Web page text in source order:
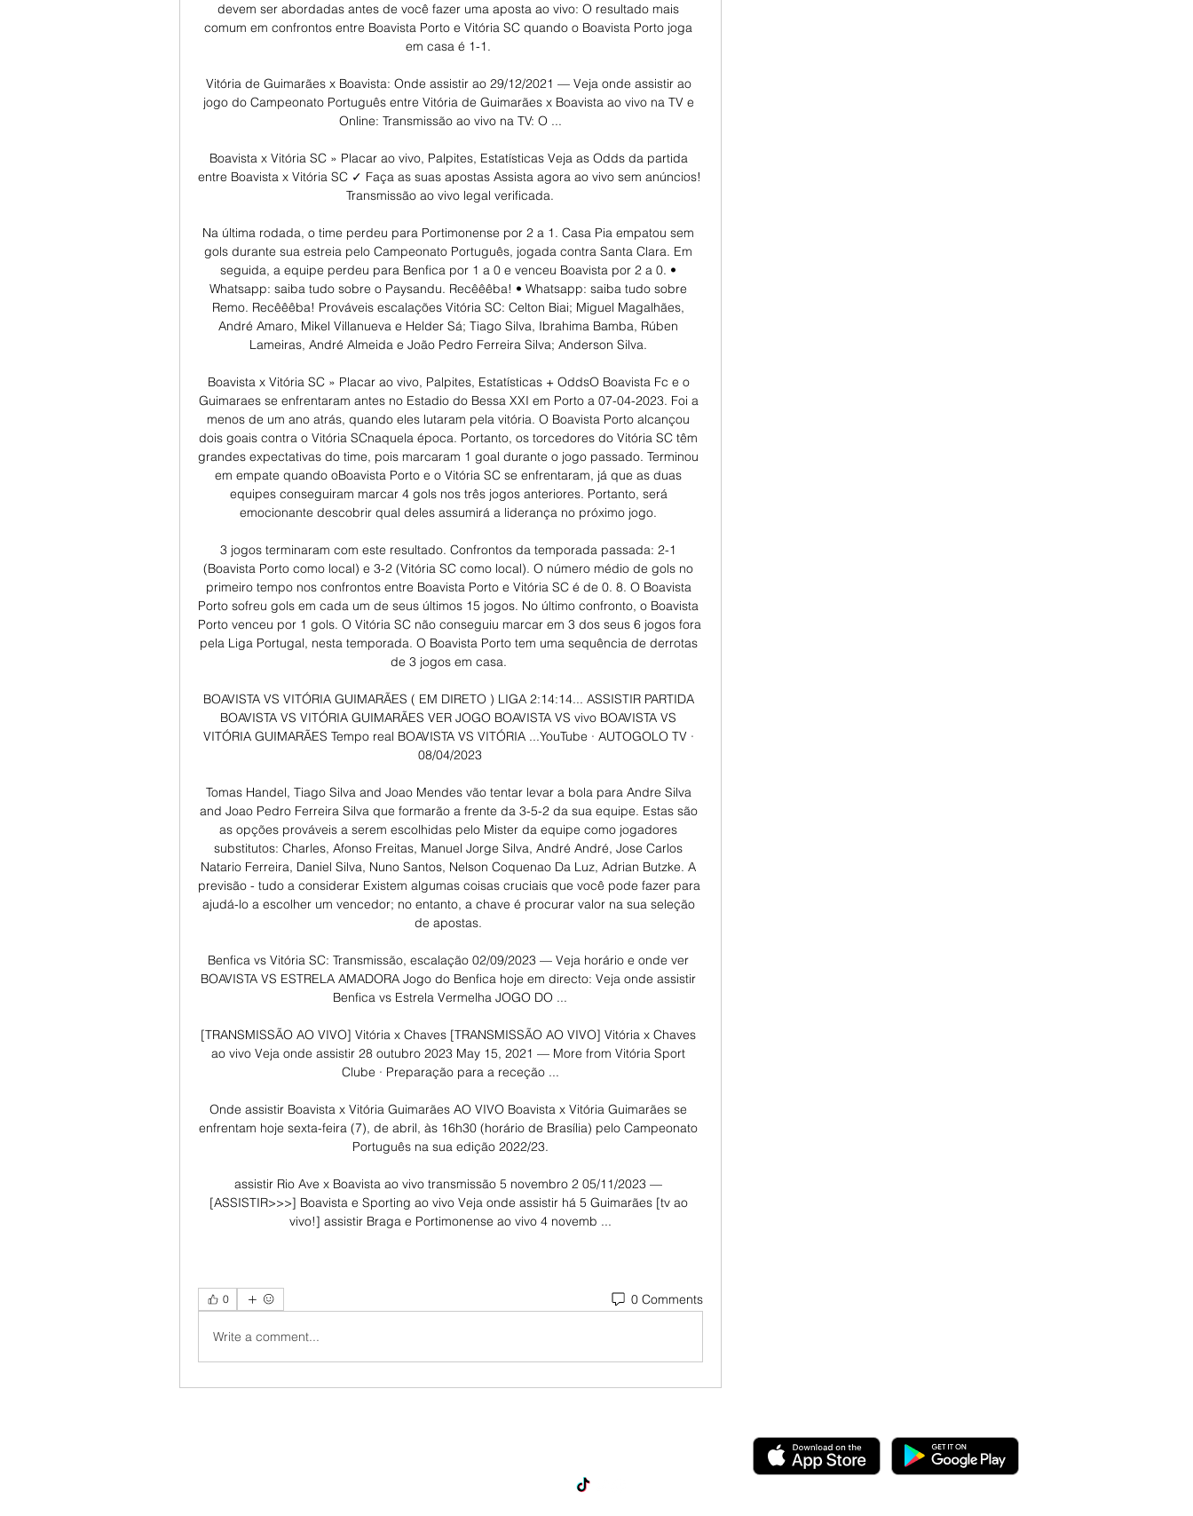
devem ser abordadas antes de você fazer uma aposta ao vivo: O resultado mais
comum em confrontos entre Boavista Porto e Vitória SC quando o Boavista Porto joga
em casa é 1-1.
Vitória de Guimarães x Boavista: Onde assistir ao 29/12/2021 — Veja onde assistir ao
jogo do Campeonato Português entre Vitória de Guimarães x Boavista ao vivo na TV e
Online: Transmissão ao vivo na TV: O ...
Boavista x Vitória SC » Placar ao vivo, Palpites, Estatísticas Veja as Odds da partida
entre Boavista x Vitória SC ✓ Faça as suas apostas Assista agora ao vivo sem anúncios!
Transmissão ao vivo legal verificada.
Na última rodada, o time perdeu para Portimonense por 2 a 1. Casa Pia empatou sem
gols durante sua estreia pelo Campeonato Português, jogada contra Santa Clara. Em
seguida, a equipe perdeu para Benfica por 1 a 0 e venceu Boavista por 2 a 0. •
Whatsapp: saiba tudo sobre o Paysandu. Recêêêba! • Whatsapp: saiba tudo sobre
Remo. Recêêêba! Prováveis escalações Vitória SC: Celton Biai; Miguel Magalhães,
André Amaro, Mikel Villanueva e Helder Sá; Tiago Silva, Ibrahima Bamba, Rúben
Lameiras, André Almeida e João Pedro Ferreira Silva; Anderson Silva.
Boavista x Vitória SC » Placar ao vivo, Palpites, Estatísticas + OddsO Boavista Fc e o
Guimaraes se enfrentaram antes no Estadio do Bessa XXI em Porto a 07-04-2023. Foi a
menos de um ano atrás, quando eles lutaram pela vitória. O Boavista Porto alcançou
dois goais contra o Vitória SCnaquela época. Portanto, os torcedores do Vitória SC têm
grandes expectativas do time, pois marcaram 1 goal durante o jogo passado. Terminou
em empate quando oBoavista Porto e o Vitória SC se enfrentaram, já que as duas
equipes conseguiram marcar 4 gols nos três jogos anteriores. Portanto, será
emocionante descobrir qual deles assumirá a liderança no próximo jogo.
3 jogos terminaram com este resultado. Confrontos da temporada passada: 2-1
(Boavista Porto como local) e 3-2 (Vitória SC como local). O número médio de gols no
primeiro tempo nos confrontos entre Boavista Porto e Vitória SC é de 0. 8. O Boavista
Porto sofreu gols em cada um de seus últimos 15 jogos. No último confronto, o Boavista
Porto venceu por 1 gols. O Vitória SC não conseguiu marcar em 3 dos seus 6 jogos fora
pela Liga Portugal, nesta temporada. O Boavista Porto tem uma sequência de derrotas
de 3 jogos em casa.
BOAVISTA VS VITÓRIA GUIMARÃES ( EM DIRETO ) LIGA 2:14:14... ASSISTIR PARTIDA
BOAVISTA VS VITÓRIA GUIMARÃES VER JOGO BOAVISTA VS vivo BOAVISTA VS
VITÓRIA GUIMARÃES Tempo real BOAVISTA VS VITÓRIA ...YouTube · AUTOGOLO TV ·
08/04/2023
Tomas Handel, Tiago Silva and Joao Mendes vão tentar levar a bola para Andre Silva
and Joao Pedro Ferreira Silva que formarão a frente da 3-5-2 da sua equipe. Estas são
as opções prováveis a serem escolhidas pelo Mister da equipe como jogadores
substitutos: Charles, Afonso Freitas, Manuel Jorge Silva, André André, Jose Carlos
Natario Ferreira, Daniel Silva, Nuno Santos, Nelson Coquenao Da Luz, Adrian Butzke. A
previsão - tudo a considerar Existem algumas coisas cruciais que você pode fazer para
ajudá-lo a escolher um vencedor; no entanto, a chave é procurar valor na sua seleção
de apostas.
Benfica vs Vitória SC: Transmissão, escalação 02/09/2023 — Veja horário e onde ver
BOAVISTA VS ESTRELA AMADORA Jogo do Benfica hoje em directo: Veja onde assistir
Benfica vs Estrela Vermelha JOGO DO ...
[TRANSMISSÃO AO VIVO] Vitória x Chaves [TRANSMISSÃO AO VIVO] Vitória x Chaves
ao vivo Veja onde assistir 28 outubro 2023 May 15, 2021 — More from Vitória Sport
Clube · Preparação para a receção ...
Onde assistir Boavista x Vitória Guimarães AO VIVO Boavista x Vitória Guimarães se
enfrentam hoje sexta-feira (7), de abril, às 16h30 (horário de Brasília) pelo Campeonato
Português na sua edição 2022/23.
assistir Rio Ave x Boavista ao vivo transmissão 5 novembro 2 05/11/2023 —
[ASSISTIR>>>] Boavista e Sporting ao vivo Veja onde assistir há 5 Guimarães [tv ao
vivo!] assistir Braga e Portimonense ao vivo 4 novemb ...
0 0 Comments
Write a comment...